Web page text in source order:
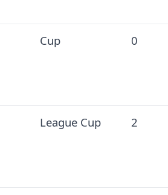
Cup 0
League Cup 2